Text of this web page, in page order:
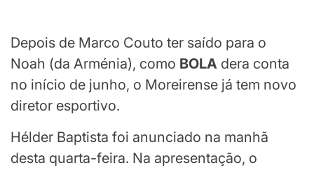
Depois de Marco Couto ter saído para o
Noah (da Arménia), como BOLA dera conta
no início de junho, o Moreirense já tem novo
diretor esportivo.
Hélder Baptista foi anunciado na manhã
desta quarta-feira. Na apresentação, o